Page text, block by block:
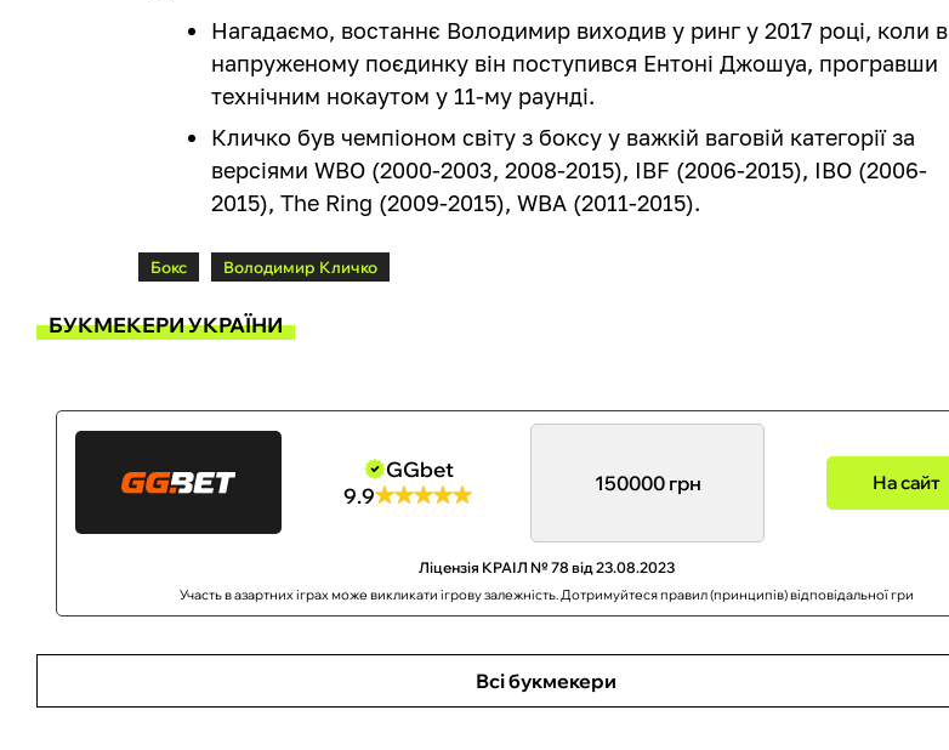
Нагадаємо, востаннє Володимир виходив у ринг у 2017 році, коли в
напруженому поєдинку він поступився Ентоні Джошуа, програвши
технічним нокаутом у 11-му раунді.
Кличко був чемпіоном світу з боксу у важкій ваговій категорії за
версіями WBO (2000-2003, 2008-2015), IBF (2006-2015), IBO (2006-
2015), The Ring (2009-2015), WBA (2011-2015).
Бокс Володимир Кличко
БУКМЕКЕРИ УКРАЇНИ
GGbet
9.9
150000 грн На сайт
Ліцензія КРАІЛ № 78 від 23.08.2023
Участь в азартних іграх може викликати ігрову залежність. Дотримуйтеся правил (принципів) відповідальної гри
Всі букмекери